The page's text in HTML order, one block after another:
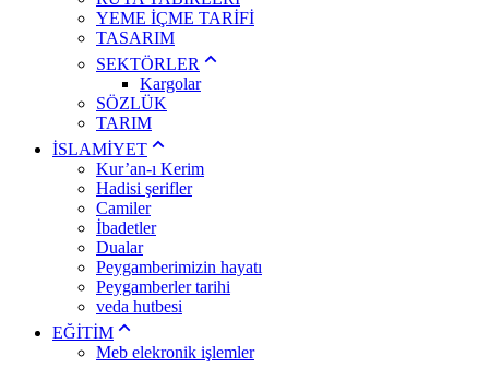
YEME İÇME TARİFİ
TASARIM
SEKTÖRLER
Kargolar
SÖZLÜK
TARIM
İSLAMİYET
Kur’an-ı Kerim
Hadisi şerifler
Camiler
İbadetler
Dualar
Peygamberimizin hayatı
Peygamberler tarihi
veda hutbesi
EĞİTİM
Meb elekronik işlemler